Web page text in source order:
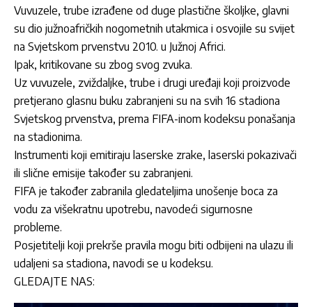
Vuvuzele, trube izrađene od duge plastične školjke, glavni
su dio južnoafričkih nogometnih utakmica i osvojile su svijet
na Svjetskom prvenstvu 2010. u Južnoj Africi.
Ipak, kritikovane su zbog svog zvuka.
Uz vuvuzele, zviždaljke, trube i drugi uređaji koji proizvode
pretjerano glasnu buku zabranjeni su na svih 16 stadiona
Svjetskog prvenstva, prema FIFA-inom kodeksu ponašanja
na stadionima.
Instrumenti koji emitiraju laserske zrake, laserski pokazivači
ili slične emisije također su zabranjeni.
FIFA je također zabranila gledateljima unošenje boca za
vodu za višekratnu upotrebu, navodeći sigurnosne
probleme.
Posjetitelji koji prekrše pravila mogu biti odbijeni na ulazu ili
udaljeni sa stadiona, navodi se u kodeksu.
GLEDAJTE NAS: